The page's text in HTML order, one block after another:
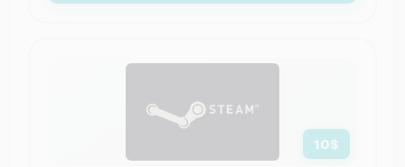
10$